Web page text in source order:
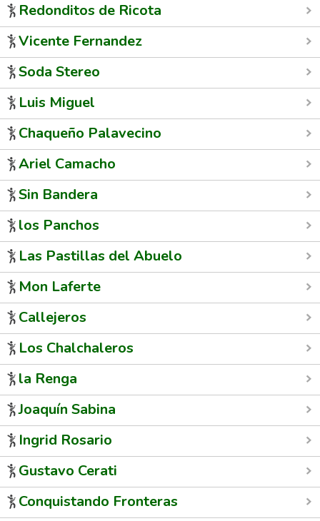
Redonditos de Ricota
Vicente Fernandez
Soda Stereo
Luis Miguel
Chaqueño Palavecino
Ariel Camacho
Sin Bandera
los Panchos
Las Pastillas del Abuelo
Mon Laferte
Callejeros
Los Chalchaleros
la Renga
Joaquín Sabina
Ingrid Rosario
Gustavo Cerati
Conquistando Fronteras